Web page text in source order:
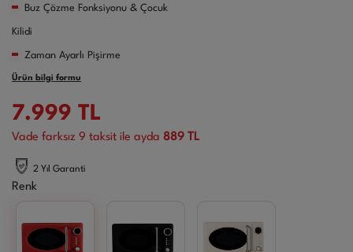
​Buz Çözme Fonksiyonu & Çocuk
Kilidi​
Zaman Ayarlı Pişirme​
Ürün bilgi formu
7.999 TL
Vade farksız 9 taksit ile ayda 889 TL
2 Yıl Garanti
Renk